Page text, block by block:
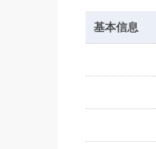
基本信息